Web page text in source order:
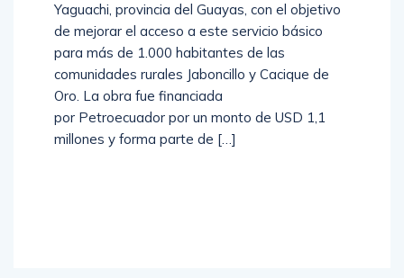
Yaguachi, provincia del Guayas, con el objetivo
de mejorar el acceso a este servicio básico
para más de 1.000 habitantes de las
comunidades rurales Jaboncillo y Cacique de
Oro. La obra fue financiada
por Petroecuador por un monto de USD 1,1
millones y forma parte de […]